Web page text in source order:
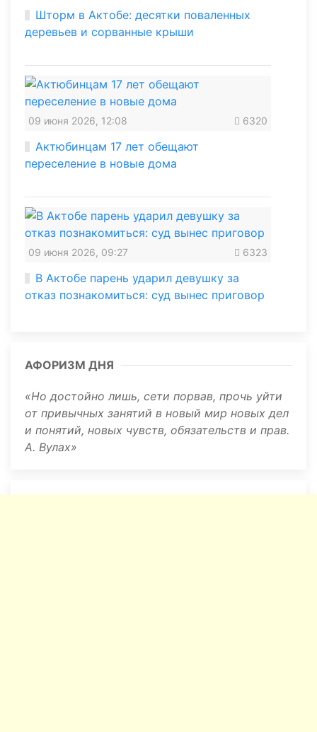
Шторм в Актобе: десятки поваленных
деревьев и сорванные крыши
09 июня 2026, 12:08 6320
Актюбинцам 17 лет обещают
переселение в новые дома
09 июня 2026, 09:27 6323
В Актобе парень ударил девушку за
отказ познакомиться: суд вынес приговор
АФОРИЗМ ДНЯ
Но достойно лишь, сети порвав, прочь уйти
от привычных занятий в новый мир новых дел
и понятий, новых чувств, обязательств и прав.
А. Вулах